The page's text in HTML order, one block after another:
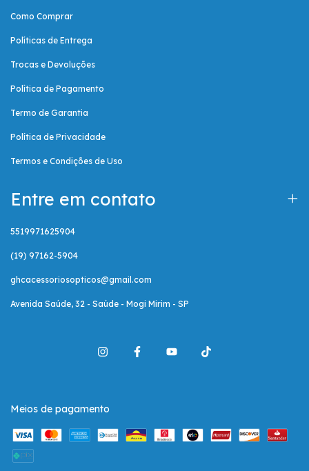
Como Comprar
Políticas de Entrega
Trocas e Devoluções
Política de Pagamento
Termo de Garantia
Política de Privacidade
Termos e Condições de Uso
Entre em contato
5519971625904
(19) 97162-5904
ghcacessoriosopticos@gmail.com
Avenida Saúde, 32 - Saúde - Mogi Mirim - SP
Meios de pagamento